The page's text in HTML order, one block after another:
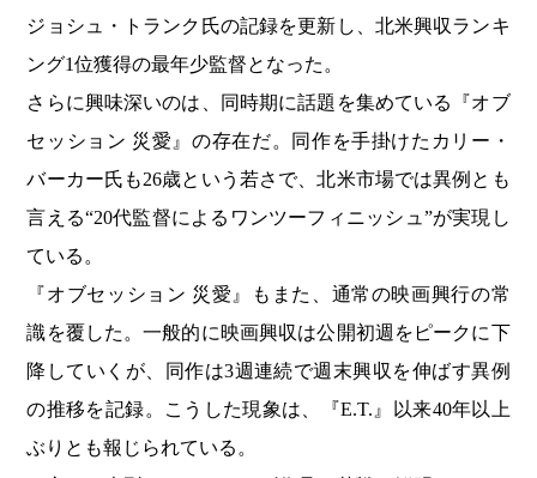
ジョシュ・トランク氏の記録を更新し、北米興収ランキ
ング1位獲得の最年少監督となった。
さらに興味深いのは、同時期に話題を集めている『オブ
セッション 災愛』の存在だ。同作を手掛けたカリー・
バーカー氏も26歳という若さで、北米市場では異例とも
言える“20代監督によるワンツーフィニッシュ”が実現し
ている。
『オブセッション 災愛』もまた、通常の映画興行の常
識を覆した。一般的に映画興収は公開初週をピークに下
降していくが、同作は3週連続で週末興収を伸ばす異例
の推移を記録。こうした現象は、『E.T.』以来40年以上
ぶりとも報じられている。